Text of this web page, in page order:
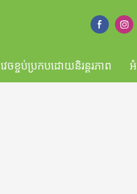
វេចខ្ចប់ប្រកបដោយនិរន្តរភាព